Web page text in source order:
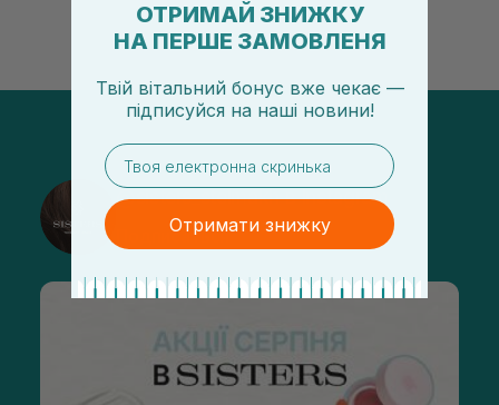
@sisters_stelmakh в Instagram
Подписаться
ОТРИМАЙ ЗНИЖКУ
НА ПЕРШЕ ЗАМОВЛЕНЯ
Твій вітальний бонус вже чекає —
підписуйся на наші новини!
email
Отримати знижку